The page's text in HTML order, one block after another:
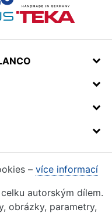
– více informací
autorským dílem.
obrázky, parametry,